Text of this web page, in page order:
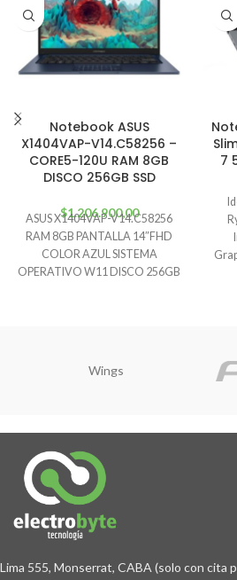
Notebook ASUS
X1404VAP-V14.C58256 –
CORE5-120U RAM 8GB
DISCO 256GB SSD
$1.206.900,00
ASUS X1404VAP-V14.C58256
RAM 8GB PANTALLA 14″FHD
COLOR AZUL SISTEMA
OPERATIVO W11 DISCO 256GB
7
Wings
Lima 555, Monserrat, CABA (solo con cita